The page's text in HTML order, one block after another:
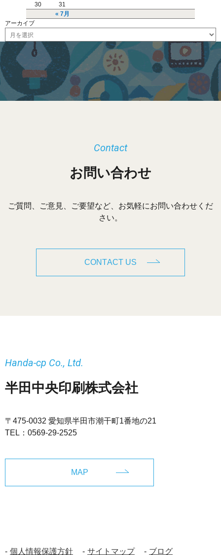
« 7月
30
31
アーカイブ
ー
ブ
お問い合わせ
Contact
ご質問、ご意見、ご要望など、お気軽にお問い合わせくだ
さい。
CONTACT US
半田中央印刷株式会社
Handa-cp Co., Ltd.
〒475-0032 愛知県半田市潮干町1番地の21
TEL： 0569-29-2525
MAP
個人情報保護方針 サイトマップ ブログ